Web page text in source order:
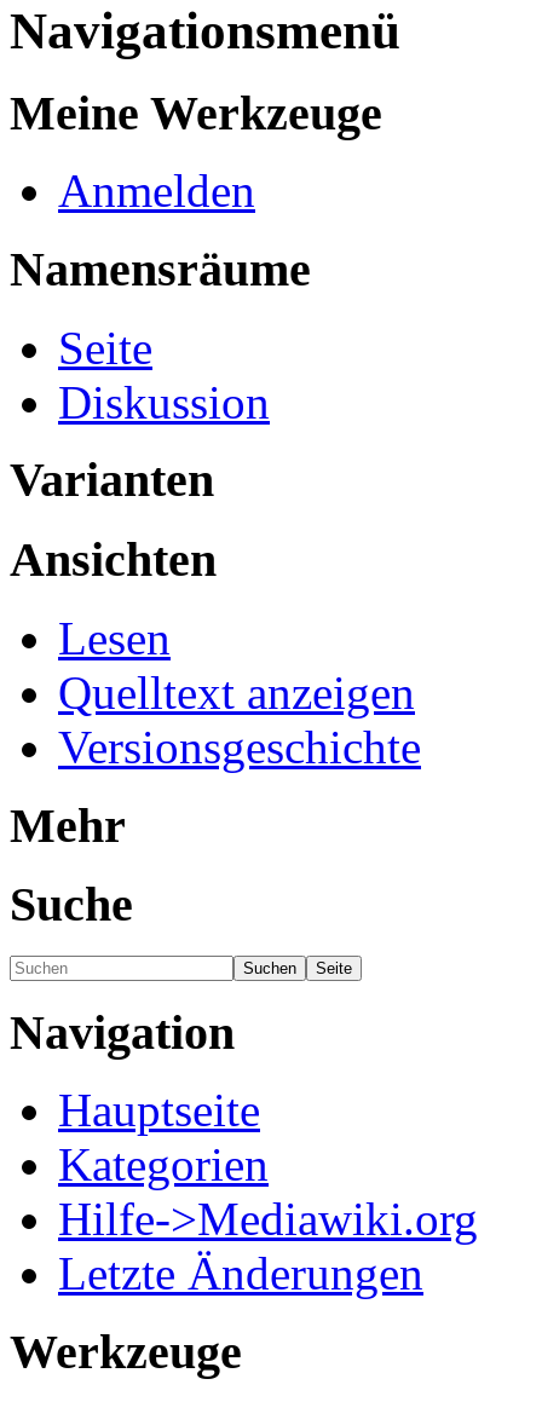
Navigationsmenü
Meine Werkzeuge
Anmelden
Namensräume
Seite
Diskussion
Varianten
Ansichten
Lesen
Quelltext anzeigen
Versionsgeschichte
Mehr
Suche
Navigation
Hauptseite
Kategorien
Hilfe->Mediawiki.org
Letzte Änderungen
Werkzeuge